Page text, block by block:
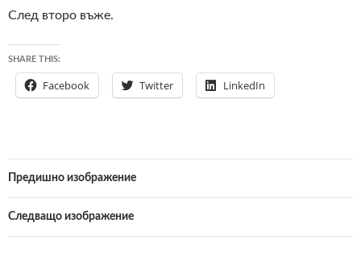
След второ въже.
SHARE THIS:
Facebook Twitter LinkedIn
Предишно изображение
Следващо изображение